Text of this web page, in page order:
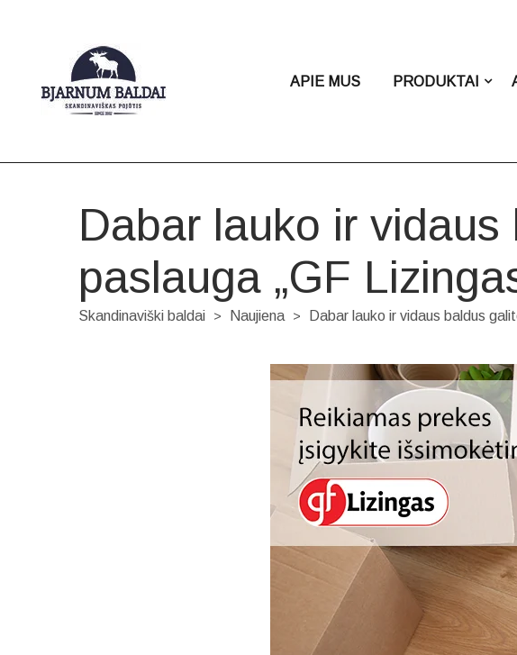
APIE MUS PRODUKTAI
Dabar lauko ir
paslauga „GF
Skandinaviški baldai > Naujiena > Dabar lauko ir vidaus baldus